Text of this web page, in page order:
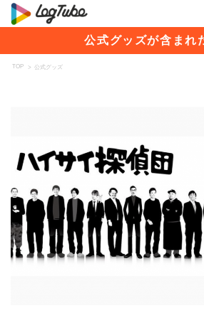
公式グッズが含まれ
TOP > 公式グッズ